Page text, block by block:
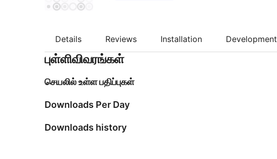
Details Reviews Installation Development
புள்ளிவிவரங்கள்
செயலில் உள்ள பதிப்புகள்
Downloads Per Day
Downloads history